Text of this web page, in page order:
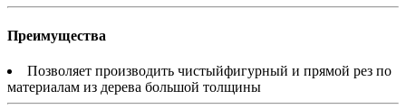
Преимущества
Позволяет производить чистыйфигурный и прямой рез по
материалам из дерева большой толщины